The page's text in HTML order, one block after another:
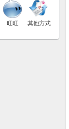
旺旺 其他方式